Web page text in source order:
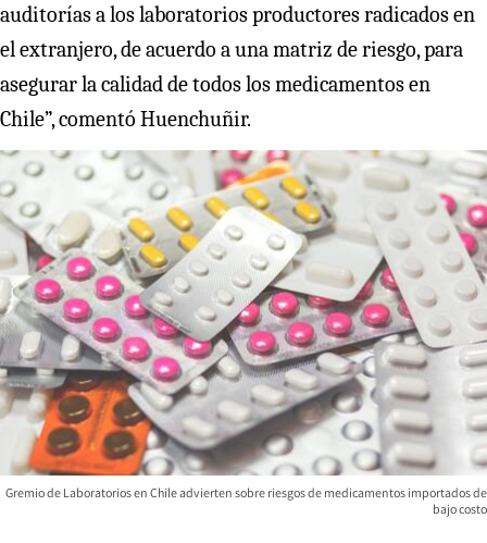
auditorías a los laboratorios productores radicados en
el extranjero, de acuerdo a una matriz de riesgo, para
asegurar la calidad de todos los medicamentos en
Chile”, comentó Huenchuñir.
Gremio de Laboratorios en Chile advierten sobre riesgos de medicamentos importados de
bajo costo